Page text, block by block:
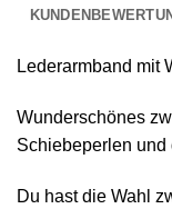
Lederarmband mit
Wunderschönes
Schiebeperlen und
Du hast die Wahl